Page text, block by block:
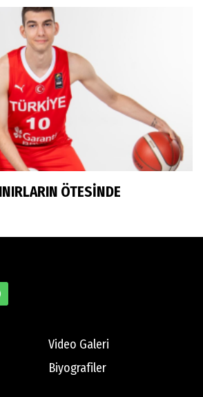
Tunçluer
anısına...
Yosmaoğlu
Batur Abisi
Zengin
ÖTESİNDE
Video Galeri
Biyografiler